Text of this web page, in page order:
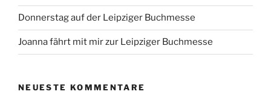
Donnerstag auf der Leipziger Buchmesse
Joanna fährt mit mir zur Leipziger Buchmesse
NEUESTE KOMMENTARE